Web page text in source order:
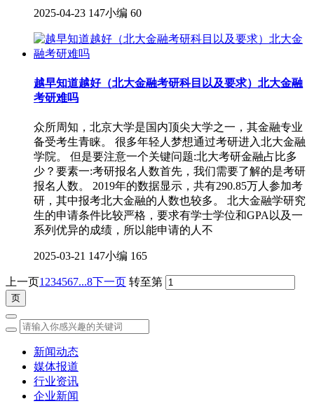
2025-04-23 147小编 60
越早知道越好（北大金融考研科目以及要求）北大金融
考研难吗
众所周知，北京大学是国内顶尖大学之一，其金融专业
备受考生青睐。 很多年轻人梦想通过考研进入北大金融
学院。 但是要注意一个关键问题:北大考研金融占比多
少？要素一:考研报名人数首先，我们需要了解的是考研
报名人数。 2019年的数据显示，共有290.85万人参加考
研，其中报考北大金融的人数也较多。 北大金融学研究
生的申请条件比较严格，要求有学士学位和GPA以及一
系列优异的成绩，所以能申请的人不
2025-03-21 147小编 165
上一页1 234567...8下一页 转至第
新闻动态
媒体报道
行业资讯
企业新闻